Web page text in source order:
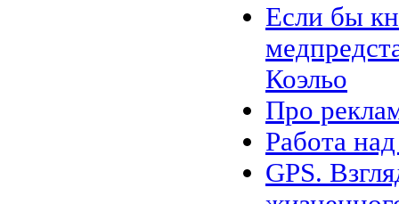
Если бы
Коэльо
Про
Работа
GPS.